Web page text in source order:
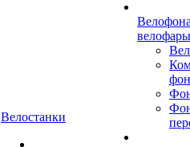
Велостанки
велофары